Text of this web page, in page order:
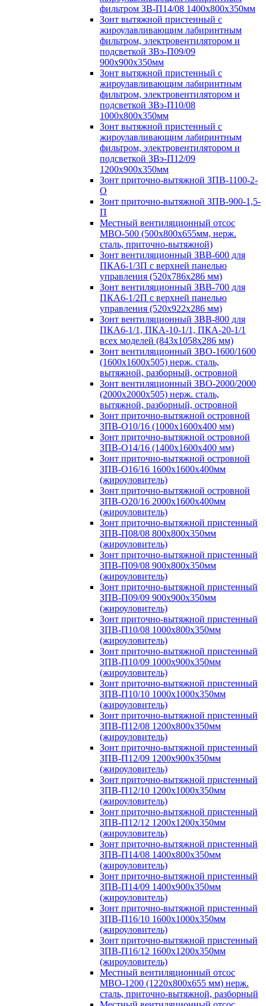
фильтром ЗВ-П14/08 1400х800х350мм
Зонт вытяжной пристенный с
жироулавливающим лабиринтным
фильтром, электровентилятором и
подсветкой ЗВэ-П09/09
900х900х350мм
Зонт вытяжной пристенный с
жироулавливающим лабиринтным
фильтром, электровентилятором и
подсветкой ЗВэ-П10/08
1000х800х350мм
Зонт вытяжной пристенный с
жироулавливающим лабиринтным
фильтром, электровентилятором и
подсветкой ЗВэ-П12/09
1200х900х350мм
Зонт приточно-вытяжной ЗПВ-1100-2-
О
Зонт приточно-вытяжной ЗПВ-900-1,5-
П
Местный вентиляционный отсос
МВО-500 (500х800х655мм, нерж.
сталь, приточно-вытяжной)
Зонт вентиляционный ЗВВ-600 для
ПКА6-1/3П с верхней панелью
управления (520х786х286 мм)
Зонт вентиляционный ЗВВ-700 для
ПКА6-1/2П с верхней панелью
управления (520х922х286 мм)
Зонт вентиляционный ЗВВ-800 для
ПКА6-1/1, ПКА-10-1/1, ПКА-20-1/1
всех моделей (843х1058х286 мм)
Зонт вентиляционный ЗВО-1600/1600
(1600х1600х505) нерж. сталь,
вытяжной, разборный, островной
Зонт вентиляционный ЗВО-2000/2000
(2000х2000х505) нерж. сталь,
вытяжной, разборный, островной
Зонт приточно-вытяжной островной
ЗПВ-О10/16 (1000х1600х400 мм)
Зонт приточно-вытяжной островной
ЗПВ-О14/16 (1400х1600х400 мм)
Зонт приточно-вытяжной островной
ЗПВ-О16/16 1600х1600х400мм
(жироуловитель)
Зонт приточно-вытяжной островной
ЗПВ-О20/16 2000х1600х400мм
(жироуловитель)
Зонт приточно-вытяжной пристенный
ЗПВ-П08/08 800х800х350мм
(жироуловитель)
Зонт приточно-вытяжной пристенный
ЗПВ-П09/08 900х800х350мм
(жироуловитель)
Зонт приточно-вытяжной пристенный
ЗПВ-П09/09 900х900х350мм
(жироуловитель)
Зонт приточно-вытяжной пристенный
ЗПВ-П10/08 1000х800х350мм
(жироуловитель)
Зонт приточно-вытяжной пристенный
ЗПВ-П10/09 1000х900х350мм
(жироуловитель)
Зонт приточно-вытяжной пристенный
ЗПВ-П10/10 1000х1000х350мм
(жироуловитель)
Зонт приточно-вытяжной пристенный
ЗПВ-П12/08 1200х800х350мм
(жироуловитель)
Зонт приточно-вытяжной пристенный
ЗПВ-П12/09 1200х900х350мм
(жироуловитель)
Зонт приточно-вытяжной пристенный
ЗПВ-П12/10 1200х1000х350мм
(жироуловитель)
Зонт приточно-вытяжной пристенный
ЗПВ-П12/12 1200х1200х350мм
(жироуловитель)
Зонт приточно-вытяжной пристенный
ЗПВ-П14/08 1400х800х350мм
(жироуловитель)
Зонт приточно-вытяжной пристенный
ЗПВ-П14/09 1400х900х350мм
(жироуловитель)
Зонт приточно-вытяжной пристенный
ЗПВ-П16/10 1600х1000х350мм
(жироуловитель)
Зонт приточно-вытяжной пристенный
ЗПВ-П16/12 1600х1200х350мм
(жироуловитель)
Местный вентиляционный отсос
МВО-1200 (1220х800х655 мм) нерж.
сталь, приточно-вытяжной, разборный